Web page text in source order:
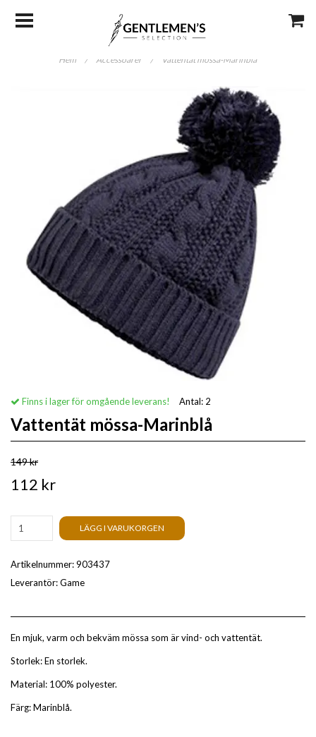
Hem / Accessoarer / Vattentät mössa-Marinblå
Finns i lager för omgående leverans! Antal: 2
Vattentät mössa-Marinblå
149 kr
112 kr
LÄGG I VARUKORGEN
Artikelnummer:903437
Leverantör:Game
En mjuk, varm och bekväm mössa som är vind- och vattentät.
Storlek: En storlek.
Material: 100% polyester.
Färg: Marinblå.